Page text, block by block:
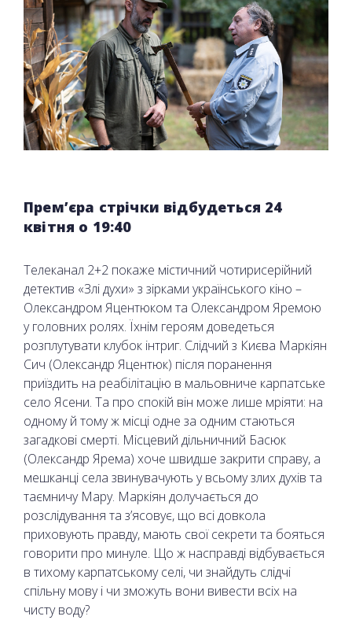
Прем’єра стрічки відбудеться 24
квітня о 19:40
Телеканал 2+2 покаже містичний чотирисерійний
детектив «Злі духи» з зірками українського кіно –
Олександром Яцентюком та Олександром Яремою
у головних ролях. Їхнім героям доведеться
розплутувати клубок інтриг. Слідчий з Києва Маркіян
Сич (Олександр Яцентюк) після поранення
приїздить на реабілітацію в мальовниче карпатське
село Ясени. Та про спокій він може лише мріяти: на
одному й тому ж місці одне за одним стаються
загадкові смерті. Місцевий дільничний Басюк
(Олександр Ярема) хоче швидше закрити справу, а
мешканці села звинувачують у всьому злих духів та
таємничу Мару. Маркіян долучається до
розслідування та з’ясовує, що всі довкола
приховують правду, мають свої секрети та бояться
говорити про минуле. Що ж насправді відбувається
в тихому карпатському селі, чи знайдуть слідчі
спільну мову і чи зможуть вони вивести всіх на
чисту воду?